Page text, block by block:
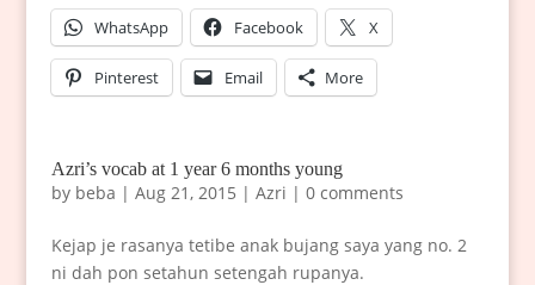
WhatsApp Facebook X
Pinterest Email More
Azri’s vocab at 1 year 6 months young
by beba | Aug 21, 2015 | Azri | 0 comments
Kejap je rasanya tetibe anak bujang saya yang no. 2
ni dah pon setahun setengah rupanya.